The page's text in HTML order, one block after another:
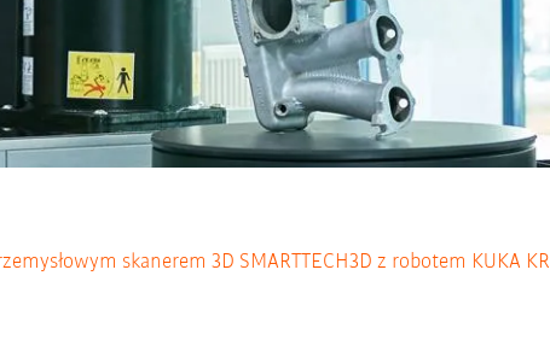
skanerem 3D SMARTTECH3D z robotem KUKA KR